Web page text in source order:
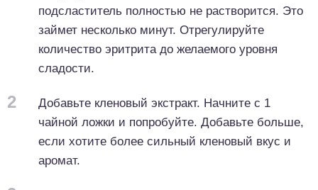
подсластитель полностью не растворится. Это
займет несколько минут. Отрегулируйте
количество эритрита до желаемого уровня
сладости.
2
Добавьте кленовый экстракт. Начните с 1
чайной ложки и попробуйте. Добавьте больше,
если хотите более сильный кленовый вкус и
аромат.